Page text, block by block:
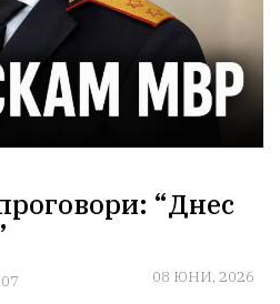
“Днес
08 ЮНИ, 2026